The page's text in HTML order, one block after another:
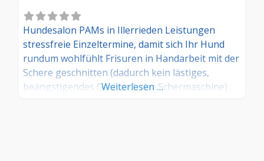
Hundesalon PAMs in Illerrieden Leistungen
stressfreie Einzeltermine, damit sich Ihr Hund
rundum wohlfühlt Frisuren in Handarbeit mit der
Schere geschnitten (dadurch kein lästiges,
beängstigendes Geräusch der Schermaschine)
Weiterlesen …